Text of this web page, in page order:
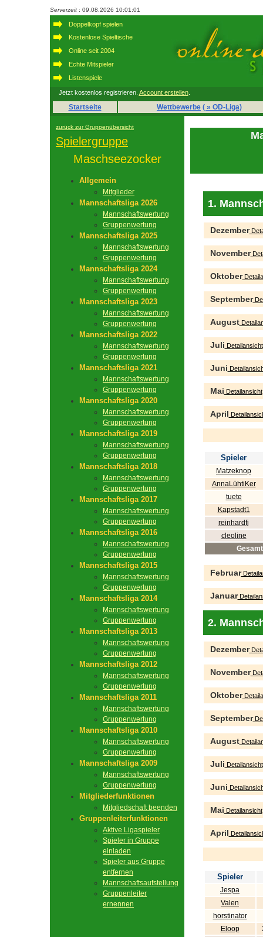
Serverzeit : 09.08.2026 10:01:01
Doppelkopf spielen
Kostenlose Spieltische
Online seit 2004
Echte Mitspieler
Listenspiele
Jetzt kostenlos registrieren. Account erstellen.
Startseite Wettbewerbe ( » OD-Liga)
zurück zur Gruppenübersicht
Spielergruppe
Maschseezocker
Allgemein
Mitglieder
Mannschaftsliga 2026
Mannschaftswertung
Gruppenwertung
Mannschaftsliga 2025
Mannschaftswertung
Gruppenwertung
Mannschaftsliga 2024
Mannschaftswertung
Gruppenwertung
Mannschaftsliga 2023
Mannschaftswertung
Gruppenwertung
Mannschaftsliga 2022
Mannschaftswertung
Gruppenwertung
Mannschaftsliga 2021
Mannschaftswertung
Gruppenwertung
Mannschaftsliga 2020
Mannschaftswertung
Gruppenwertung
Mannschaftsliga 2019
Mannschaftswertung
Gruppenwertung
Mannschaftsliga 2018
Mannschaftswertung
Gruppenwertung
Mannschaftsliga 2017
Mannschaftswertung
Gruppenwertung
Mannschaftsliga 2016
Mannschaftswertung
Gruppenwertung
Mannschaftsliga 2015
Mannschaftswertung
Gruppenwertung
Mannschaftsliga 2014
Mannschaftswertung
Gruppenwertung
Mannschaftsliga 2013
Mannschaftswertung
Gruppenwertung
Mannschaftsliga 2012
Mannschaftswertung
Gruppenwertung
Mannschaftsliga 2011
Mannschaftswertung
Gruppenwertung
Mannschaftsliga 2010
Mannschaftswertung
Gruppenwertung
Mannschaftsliga 2009
Mannschaftswertung
Gruppenwertung
Mitgliederfunktionen
Mitgliedschaft beenden
Gruppenleiterfunktionen
Aktive Ligaspieler
Spieler in Gruppe
einladen
Spieler aus Gruppe
entfernen
Mannschaftsaufstellung
Gruppenleiter
ernennen
1.
Dezember
November
Oktober
September
August
Juli Detailansicht
Juni
Mai Detailansicht
April
Spieler
Matzeknop
AnnaLühtiKer
tuete
Kapstadt1
reinhardfj
cleoline
Gesamt
Februar
Januar
2.
Dezember
November
Oktober
September
August
Juli Detailansicht
Juni
Mai Detailansicht
April
Spieler
Jespa
Valen
horstinator
Eloop